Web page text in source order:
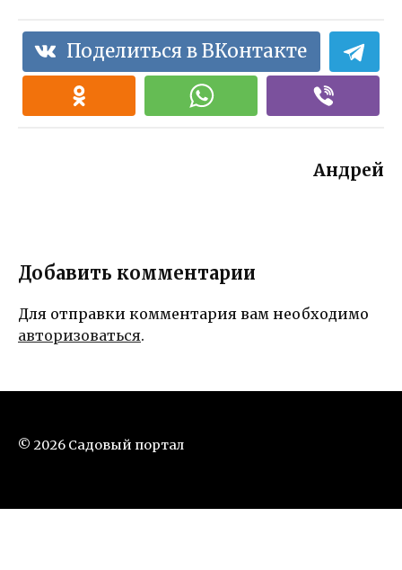
Поделиться в ВКонтакте
Андрей
Добавить комментарии
Для отправки комментария вам необходимо
авторизоваться.
© 2026 Садовый портал